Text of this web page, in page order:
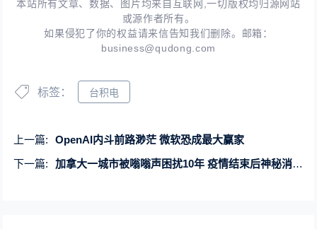
本站所有文章、数据、图片均来自互联网,一切版权均归源网站
或源作者所有。
如果侵犯了你的权益请来信告知我们删除。邮箱：
business@qudong.com
标签： 台积电
上一篇:
OpenAI内斗前路渺茫 微软恐成最大赢家
下一篇:
加拿大一城市被嗡嗡声困扰10年 疫情结束后神秘消失：都怪美国